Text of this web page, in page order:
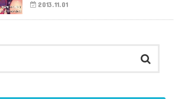
2013.11.01